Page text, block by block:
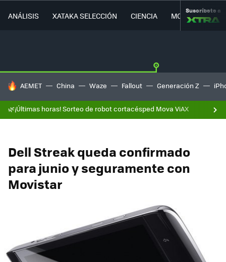
ANÁLISIS XATAKA SELECCIÓN CIENCIA MOVILIDAD
Suscríbete a
HOY SE HABLA DE
AEMET China Waze Fallout Generación Z
🌿¡Últimas horas! Sorteo de robot cortacésped Mova ViAX
Dell Streak queda confirmado
para junio y seguramente con
Movistar